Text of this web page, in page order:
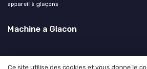
appareil à glaçons
Machine a Glacon
Ce site utilise des cookies et vous donne le